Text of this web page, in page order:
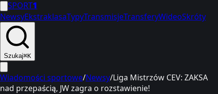
SPORT1
NewsyEkstraklasaTypyTransmisjeTransferyWideoSkróty
Szukaj⌘K
Wiadomości sportowe/Newsy/Liga Mistrzów CEV: ZAKSA
nad przepaścią, JW zagra o rozstawienie!